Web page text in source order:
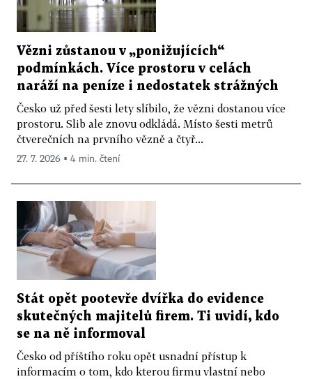
Vězni zůstanou v „ponižujících“
podmínkách. Více prostoru v celách
naráží na peníze i nedostatek strážných
Česko už před šesti lety slíbilo, že vězni dostanou více
prostoru. Slib ale znovu odkládá. Místo šesti metrů
čtverečních na prvního vězně a čtyř...
27. 7. 2026 ▪ 4 min. čtení
Stát opět pootevře dvířka do evidence
skutečných majitelů firem. Ti uvidí, kdo
se na ně informoval
Česko od příštího roku opět usnadní přístup k
informacím o tom, kdo kterou firmu vlastní nebo